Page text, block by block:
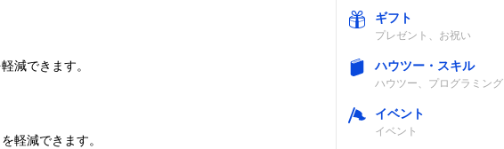
減できます。
軽減できます。
ギフト
プレゼント、お祝い
ハウツー・スキル
ハウツー、プログラミング
イベント
イベント